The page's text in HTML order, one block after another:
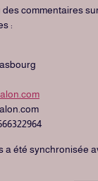
commentaires
:
a été synchronisée